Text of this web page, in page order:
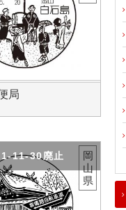
局
11-30廃止
岡
山
県